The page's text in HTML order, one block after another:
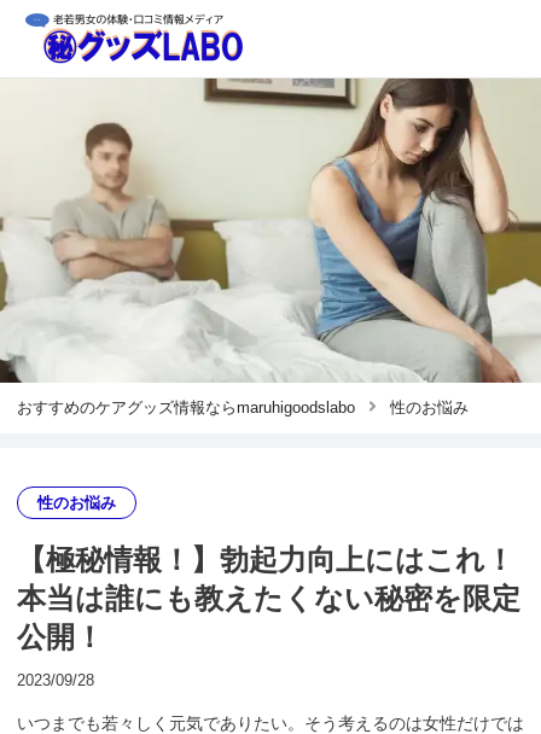
おすすめのケアグッズ情報ならmaruhigoodslabo 性のお悩み
性のお悩み
【極秘情報！】勃起力向上にはこれ！
本当は誰にも教えたくない秘密を限定
公開！
2023/09/28
いつまでも若々しく元気でありたい。そう考えるのは女性だけでは